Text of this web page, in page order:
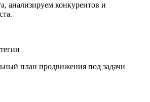
анализируем конкурентов и
план продвижения под задачи